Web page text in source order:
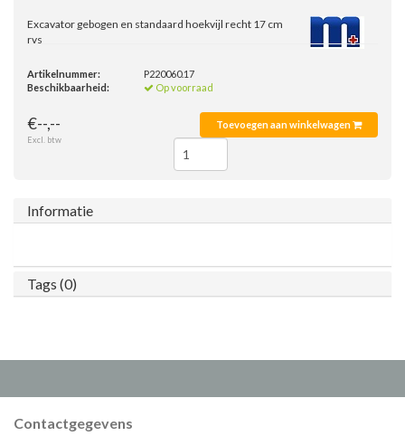
Excavator gebogen en standaard hoekvijl recht 17 cm
rvs
Artikelnummer:
P220060.17
Beschikbaarheid:
Op voorraad
€--,--
Excl. btw
Toevoegen aan winkelwagen
Informatie
Tags (0)
Contactgegevens